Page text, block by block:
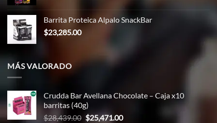
Barrita Proteica Alpalo SnackBar
$23,285.00
MÁS VALORADO
Crudda Bar Avellana Chocolate – Caja x10
barritas (40g)
$28,439.00 El
$25,471.00El